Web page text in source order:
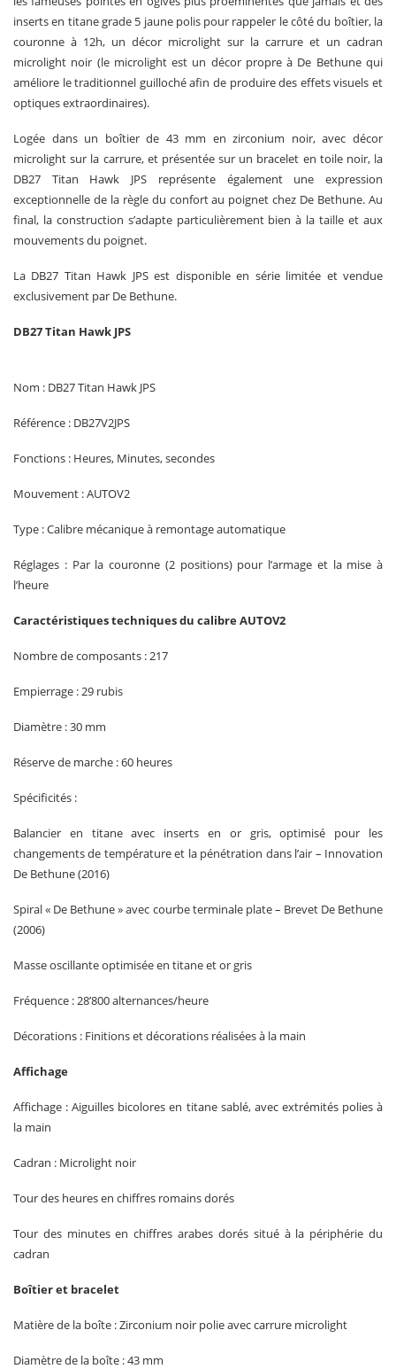
inserts en titane grade 5 jaune polis pour rappeler le côté du boîtier, la
couronne à 12h, un décor microlight sur la carrure et un cadran
microlight noir (le microlight est un décor propre à De Bethune qui
améliore le traditionnel guilloché afin de produire des effets visuels et
optiques extraordinaires).
Logée dans un boîtier de 43 mm en zirconium noir, avec décor
microlight sur la carrure, et présentée sur un bracelet en toile noir, la
DB27 Titan Hawk JPS représente également une expression
exceptionnelle de la règle du confort au poignet chez De Bethune. Au
final, la construction s’adapte particulièrement bien à la taille et aux
mouvements du poignet.
La DB27 Titan Hawk JPS est disponible en série limitée et vendue
exclusivement par De Bethune.
DB27 Titan Hawk JPS
Nom : DB27 Titan Hawk JPS
Référence : DB27V2JPS
Fonctions : Heures, Minutes, secondes
Mouvement : AUTOV2
Type : Calibre mécanique à remontage automatique
Réglages : Par la couronne (2 positions) pour l’armage et la mise à
l’heure
Caractéristiques techniques du calibre AUTOV2
Nombre de composants : 217
Empierrage : 29 rubis
Diamètre : 30 mm
Réserve de marche : 60 heures
Spécificités :
Balancier en titane avec inserts en or gris, optimisé pour les
changements de température et la pénétration dans l’air – Innovation
De Bethune (2016)
Spiral « De Bethune » avec courbe terminale plate – Brevet De Bethune
(2006)
Masse oscillante optimisée en titane et or gris
Fréquence : 28’800 alternances/heure
Décorations : Finitions et décorations réalisées à la main
Affichage
Affichage : Aiguilles bicolores en titane sablé, avec extrémités polies à
la main
Cadran : Microlight noir
Tour des heures en chiffres romains dorés
Tour des minutes en chiffres arabes dorés situé à la périphérie du
cadran
Boîtier et bracelet
Matière de la boîte : Zirconium noir polie avec carrure microlight
Diamètre de la boîte : 43 mm